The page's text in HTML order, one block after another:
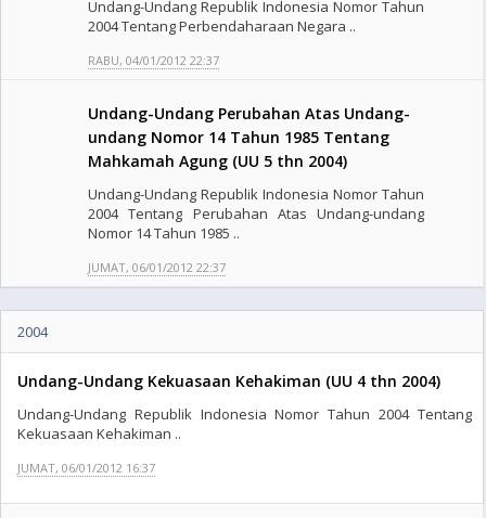
Undang-Undang Republik Indonesia Nomor Tahun
2004 Tentang Perbendaharaan Negara ..
RABU, 04/01/2012 22:37
Undang-Undang Perubahan Atas Undang-
undang Nomor 14 Tahun 1985 Tentang
Mahkamah Agung (UU 5 thn 2004)
Undang-Undang Republik Indonesia Nomor Tahun
2004 Tentang Perubahan Atas Undang-undang
Nomor 14 Tahun 1985 ..
JUMAT, 06/01/2012 22:37
2004
Undang-Undang Kekuasaan Kehakiman (UU 4 thn 2004)
Undang-Undang Republik Indonesia Nomor Tahun 2004 Tentang
Kekuasaan Kehakiman ..
JUMAT, 06/01/2012 16:37